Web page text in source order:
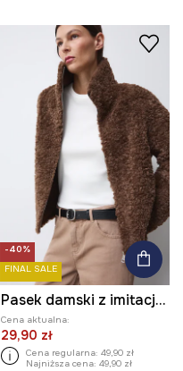
-40%
FINAL SALE
Pasek damski z imitacji skóry
Cena aktualna:
29,90 zł
Cena regularna: 49,90 zł
Najniższa cena: 49,90 zł